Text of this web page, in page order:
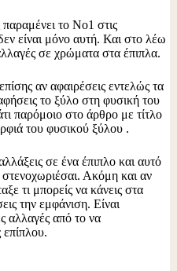
το Νο1 στις
είναι μόνο αυτή. Και στο λέω
σε χρώματα στα έπιπλα.
αν αφαιρέσεις εντελώς τα
το ξύλο στη φυσική του
παρόμοιο στο άρθρο με τίτλο
του φυσικού ξύλου .
σε ένα έπιπλο και αυτό
Ακόμη και αν
τι μπορείς να κάνεις στα
την εμφάνιση. Είναι
αλλαγές από το να
επίπλου.